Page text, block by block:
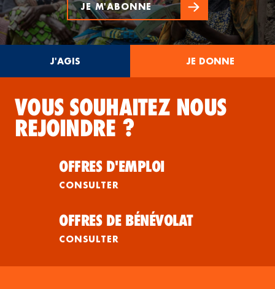
JE M'ABONNE
J'AGIS JE DONNE
VOUS SOUHAITEZ NOUS
REJOINDRE ?
OFFRES D'EMPLOI
CONSULTER
OFFRES DE BÉNÉVOLAT
CONSULTER